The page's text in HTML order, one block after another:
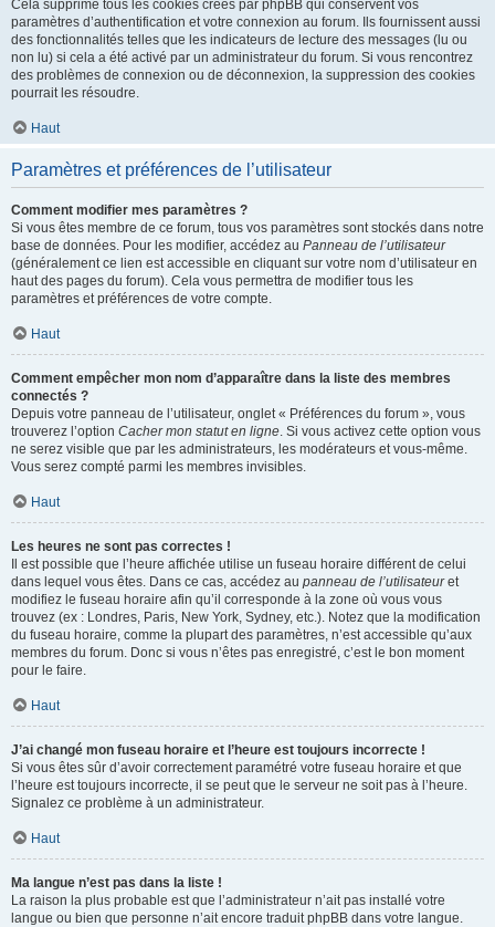
Cela supprime tous les cookies créés par phpBB qui conservent vos
paramètres d’authentification et votre connexion au forum. Ils fournissent aussi
des fonctionnalités telles que les indicateurs de lecture des messages (lu ou
non lu) si cela a été activé par un administrateur du forum. Si vous rencontrez
des problèmes de connexion ou de déconnexion, la suppression des cookies
pourrait les résoudre.
Haut
Paramètres et préférences de l’utilisateur
Comment modifier mes paramètres ?
Si vous êtes membre de ce forum, tous vos paramètres sont stockés dans notre
base de données. Pour les modifier, accédez au Panneau de l’utilisateur
(généralement ce lien est accessible en cliquant sur votre nom d’utilisateur en
haut des pages du forum). Cela vous permettra de modifier tous les
paramètres et préférences de votre compte.
Haut
Comment empêcher mon nom d’apparaître dans la liste des membres
connectés ?
Depuis votre panneau de l’utilisateur, onglet « Préférences du forum », vous
trouverez l’option Cacher mon statut en ligne. Si vous activez cette option vous
ne serez visible que par les administrateurs, les modérateurs et vous-même.
Vous serez compté parmi les membres invisibles.
Haut
Les heures ne sont pas correctes !
Il est possible que l’heure affichée utilise un fuseau horaire différent de celui
dans lequel vous êtes. Dans ce cas, accédez au panneau de l’utilisateuret
modifiez le fuseau horaire afin qu’il corresponde à la zone où vous vous
trouvez (ex : Londres, Paris, New York, Sydney, etc.). Notez que la modification
du fuseau horaire, comme la plupart des paramètres, n’est accessible qu’aux
membres du forum. Donc si vous n’êtes pas enregistré, c’est le bon moment
pour le faire.
Haut
J’ai changé mon fuseau horaire et l’heure est toujours incorrecte !
Si vous êtes sûr d’avoir correctement paramétré votre fuseau horaire et que
l’heure est toujours incorrecte, il se peut que le serveur ne soit pas à l’heure.
Signalez ce problème à un administrateur.
Haut
Ma langue n’est pas dans la liste !
La raison la plus probable est que l’administrateur n’ait pas installé votre
langue ou bien que personne n’ait encore traduit phpBB dans votre langue.